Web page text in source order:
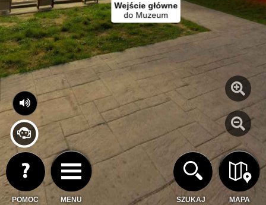
Wejście główne
do Muzeum
MENU MAPA
POMOC SZUKAJ